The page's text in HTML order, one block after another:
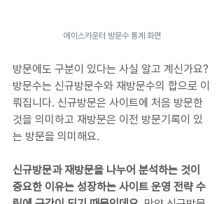
에이스카운터 방문수 통계 화면
방문에도 구분이 있다는 사실 알고 계신가요?
방문수는 신규방문수와 재방문수의 합으로 이
뤄집니다. 신규방문은 사이트에 처음 방문한
것을 의미하고 재방문은 이전 방문기록이 있
는 방문을 의미해요.
신규방문과 재방문을 나누어 분석하는 것이
중요한 이유는 성장하는 사이트 운영 전략 수